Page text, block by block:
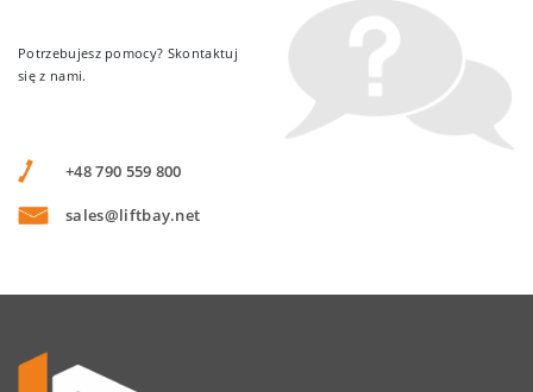
Potrzebujesz pomocy? Skontaktuj
się z nami.
+48 790 559 800
sales@liftbay.net